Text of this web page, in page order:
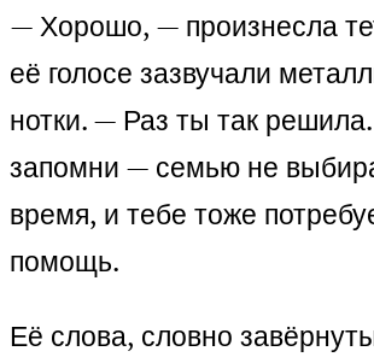
— Хорошо, — произнесла
её голосе зазвучали
нотки. — Раз ты так
запомни — семью не
время, и тебе тоже
помощь.
Её слова, словно